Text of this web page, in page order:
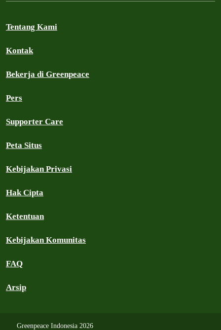
Tentang Kami
Kontak
Bekerja di Greenpeace
Pers
Supporter Care
Peta Situs
Kebijakan Privasi
Hak Cipta
Ketentuan
Kebijakan Komunitas
FAQ
Arsip
Greenpeace Indonesia 2026